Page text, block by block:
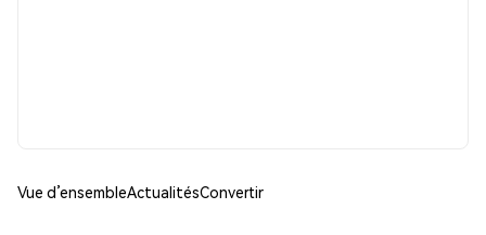
Vue d’ensembleActualitésConvertir